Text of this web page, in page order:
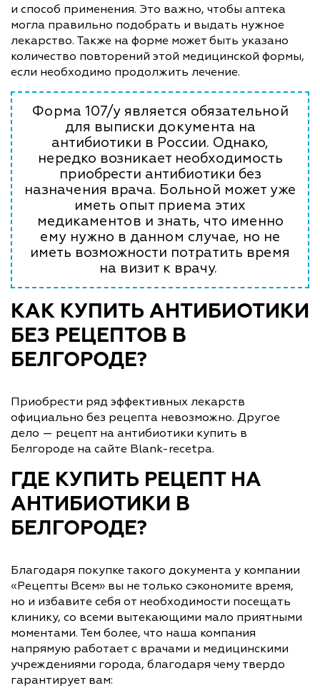
и способ применения. Это важно, чтобы аптека
могла правильно подобрать и выдать нужное
лекарство. Также на форме может быть указано
количество повторений этой медицинской формы,
если необходимо продолжить лечение.
Форма 107/у является обязательной
для выписки документа на
антибиотики в России. Однако,
нередко возникает необходимость
приобрести антибиотики без
назначения врача. Больной может уже
иметь опыт приема этих
медикаментов и знать, что именно
ему нужно в данном случае, но не
иметь возможности потратить время
на визит к врачу.
КАК КУПИТЬ АНТИБИОТИКИ
БЕЗ РЕЦЕПТОВ В
БЕЛГОРОДЕ?
Приобрести ряд эффективных лекарств
официально без рецепта невозможно. Другое
дело — рецепт на антибиотики купить в
Белгороде на сайте Blank-recetpa.
ГДЕ КУПИТЬ РЕЦЕПТ НА
АНТИБИОТИКИ В
БЕЛГОРОДЕ?
Благодаря покупке такого документа у компании
«Рецепты Всем» вы не только сэкономите время,
но и избавите себя от необходимости посещать
клинику, со всеми вытекающими мало приятными
моментами. Тем более, что наша компания
напрямую работает с врачами и медицинскими
учреждениями города, благодаря чему твердо
гарантирует вам: